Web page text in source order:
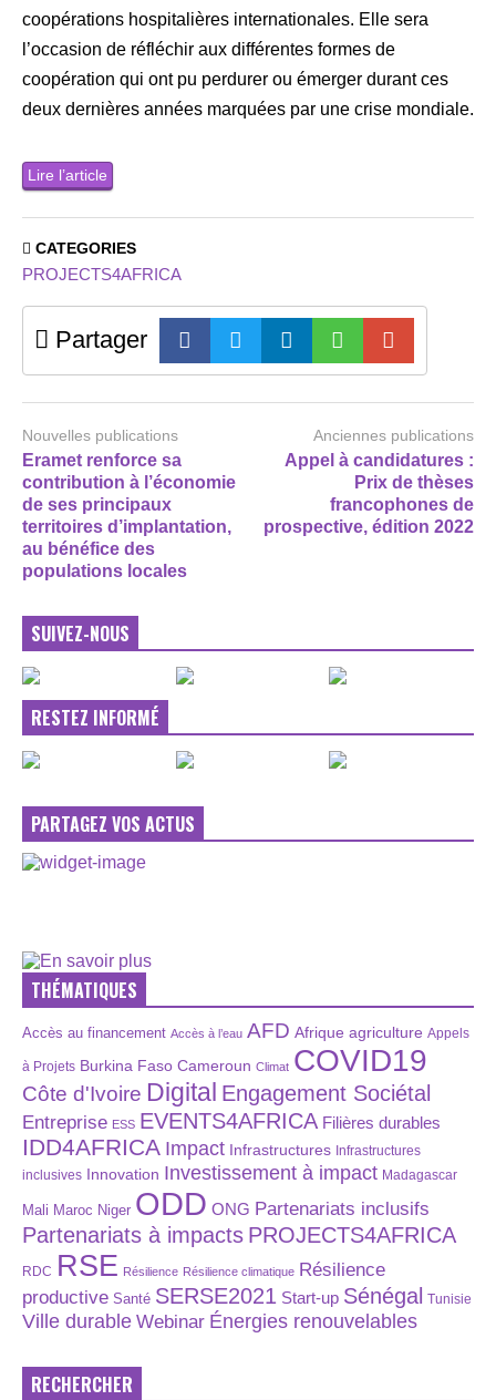
coopérations hospitalières internationales. Elle sera
l’occasion de réfléchir aux différentes formes de
coopération qui ont pu perdurer ou émerger durant ces
deux dernières années marquées par une crise mondiale.
Lire l’article
CATEGORIES
PROJECTS4AFRICA
Partager
Nouvelles publications
Eramet renforce sa
contribution à l’économie
de ses principaux
territoires d’implantation,
au bénéfice des
populations locales
Anciennes publications
Appel à candidatures :
Prix de thèses
francophones de
prospective, édition 2022
SUIVEZ-NOUS
RESTEZ INFORMÉ
PARTAGEZ VOS ACTUS
THÉMATIQUES
Accès au financement Accès à l’eau AFD Afrique agriculture Appels
à Projets Burkina Faso Cameroun Climat COVID19
Côte d'Ivoire Digital Engagement Sociétal
Entreprise ESS EVENTS4AFRICA Filières durables
IDD4AFRICA Impact Infrastructures Infrastructures
inclusives Innovation Investissement à impact Madagascar
Mali Maroc Niger ODD ONG Partenariats inclusifs
Partenariats à impacts PROJECTS4AFRICA
RDC RSE Résilience Résilience climatique Résilience
productive Santé SERSE2021 Start-up Sénégal Tunisie
Ville durable Webinar Énergies renouvelables
RECHERCHER